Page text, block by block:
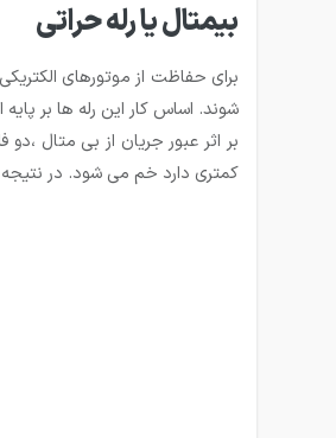
بیمتال یا رله حراتی
شوند. اساس کار این رله ها بر
بر اثر عبور جریان از بی متال
کمتری دارد خم می شود. در